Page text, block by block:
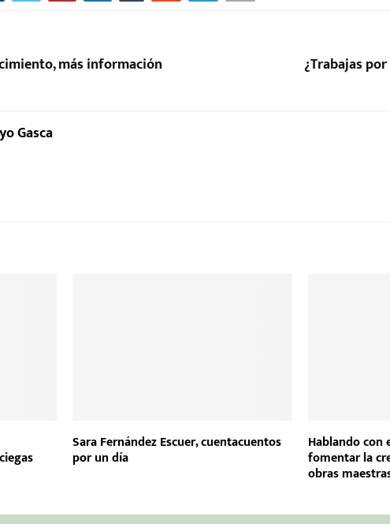
más información ¿Trabajas
Gasca
Sara Fernández Escuer, cuentacuentos
por un día
Hablando con
fomentar la
obras